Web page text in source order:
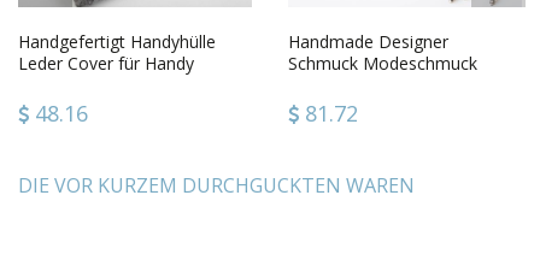
Handgefertigt Handyhülle
Leder Cover für Handy
48.16
Handmade Designer
Schmuck Modeschmuck
aus buntem Glas
81.72
DIE VOR KURZEM DURCHGUCKTEN WAREN